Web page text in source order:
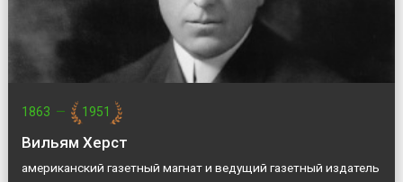
1863 — 1951
Вильям Херст
американский газетный магнат и ведущий газетный издатель